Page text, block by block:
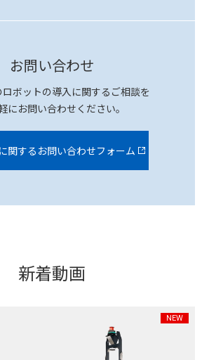
お問い合わせ
ボットの導入に関するご相談を
にお問い合わせください。
関するお問い合わせフォーム
新着動画